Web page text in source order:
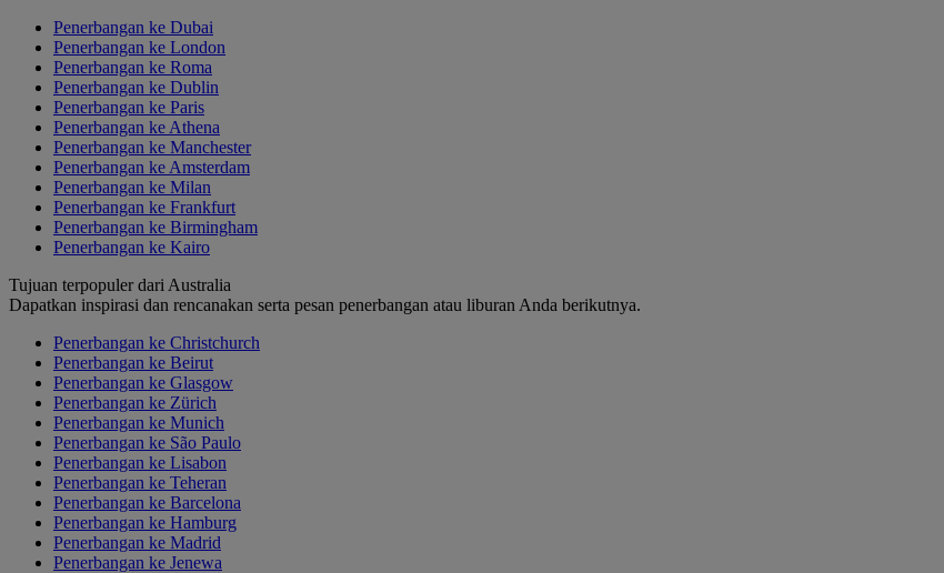
Penerbangan ke Dubai
Penerbangan ke London
Penerbangan ke Roma
Penerbangan ke Dublin
Penerbangan ke Paris
Penerbangan ke Athena
Penerbangan ke Manchester
Penerbangan ke Amsterdam
Penerbangan ke Milan
Penerbangan ke Frankfurt
Penerbangan ke Birmingham
Penerbangan ke Kairo
Tujuan terpopuler dari Australia
Dapatkan inspirasi dan rencanakan serta pesan penerbangan atau liburan Anda berikutnya.
Penerbangan ke Christchurch
Penerbangan ke Beirut
Penerbangan ke Glasgow
Penerbangan ke Zürich
Penerbangan ke Munich
Penerbangan ke São Paulo
Penerbangan ke Lisabon
Penerbangan ke Teheran
Penerbangan ke Barcelona
Penerbangan ke Hamburg
Penerbangan ke Madrid
Penerbangan ke Jenewa